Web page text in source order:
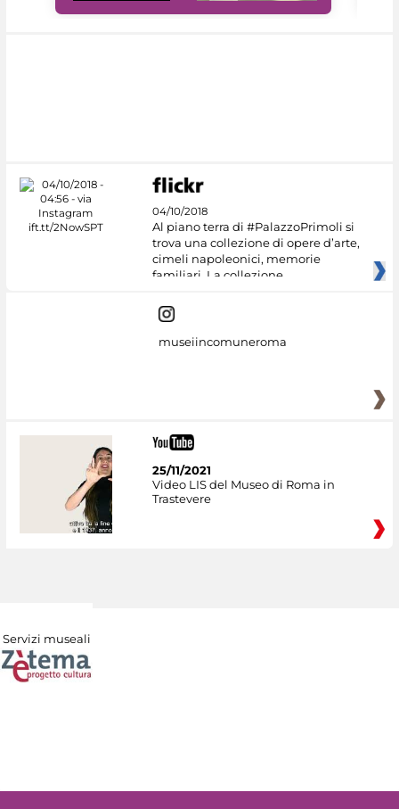
04/10/2018
Al piano terra di #PalazzoPrimoli si
trova una collezione di opere d’arte,
cimeli napoleonici, memorie
familiari. La collezione
museiincomuneroma
25/11/2021
Video LIS del Museo di Roma in
Trastevere
Servizi museali